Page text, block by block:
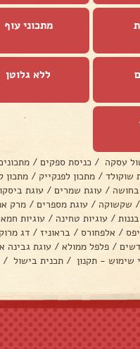
מתכוני עוף
ללא גלוטן
עסקה / כניסת ספקים /
שוקולד / מתכון לפנקייק / מתכון
/ עוגת שמרים / עוגת
/ שקשוקה / עוגת מספרים / מרק
/ עוגיות טחינה / עוגיות
/ אלפחורס / בראוניז / דג
/ פלפל ממולא / עוגת גבינה
שימוש - תקנון / תכנית בישול /